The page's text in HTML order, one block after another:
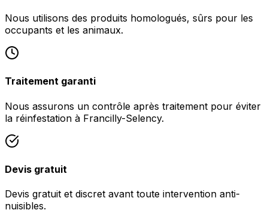
Nous utilisons des produits homologués, sûrs pour les
occupants et les animaux.
Traitement garanti
Nous assurons un contrôle après traitement pour éviter
la réinfestation à Francilly-Selency.
Devis gratuit
Devis gratuit et discret avant toute intervention anti-
nuisibles.